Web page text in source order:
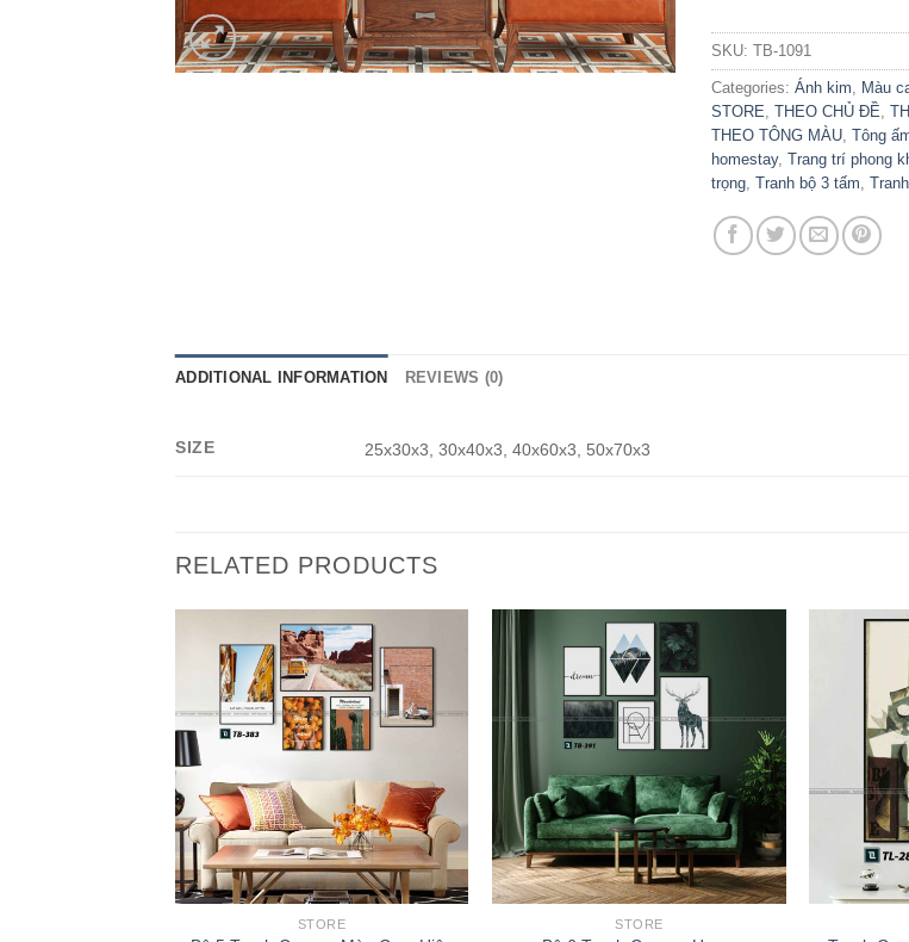
SKU: TB-1091
Categories: Ánh kim Màu
STORE THEO CHỦ ĐỀ
THEO TÔNG MÀU Tông
homestay, Trang trí phong
trọng Tranh bộ 3 tấm
ADDITIONAL INFORMATION REVIEWS (0)
SIZE 25x30x3, 30x40x3, 40x60x3, 50x70x3
RELATED PRODUCTS
STORE STORE